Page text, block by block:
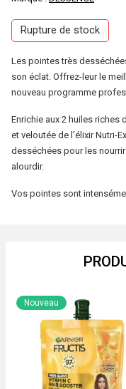
Rupture de stock
Les pointes très
son éclat. Offrez-leur le
nouveau programme
Enrichie aux 2 huiles riches
et veloutée de l’élixir Nutri-
desséchées pour les
alourdir.
Vos pointes sont
Nouveau